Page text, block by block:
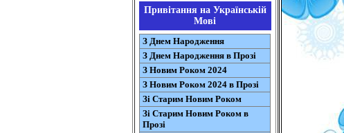
Привітання на Українській
Мові
З Днем Народження
З Днем Народження в Прозі
З Новим Роком 2024
З Новим Роком 2024 в Прозі
Зі Старим Новим Роком
Зі Старим Новим Роком в
Прозі